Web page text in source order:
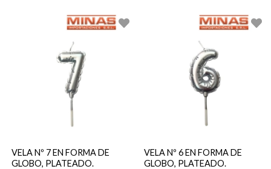
VELA Nº 7 EN FORMA DE
GLOBO, PLATEADO.
VELA Nº 6 EN FORMA DE
GLOBO, PLATEADO.